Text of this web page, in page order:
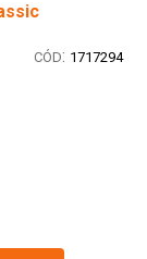
: 1717294